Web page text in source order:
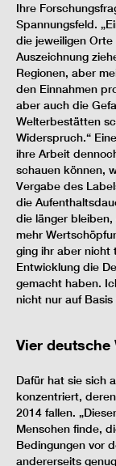
Ihre
Spannungsfeld.
die jeweiligen
Auszeichnung
Regionen, aber
den Einnahmen
aber auch die
Welterbestätten
Widerspruch.“
ihre Arbeit
schauen können,
Vergabe des
die
die länger
mehr
ging ihr aber nicht
Entwicklung die
gemacht haben.
nicht nur auf Basis
Vier deutsche
Dafür hat sie sich
konzentriert,
2014 fallen.
Menschen finde,
Bedingungen vor
andererseits